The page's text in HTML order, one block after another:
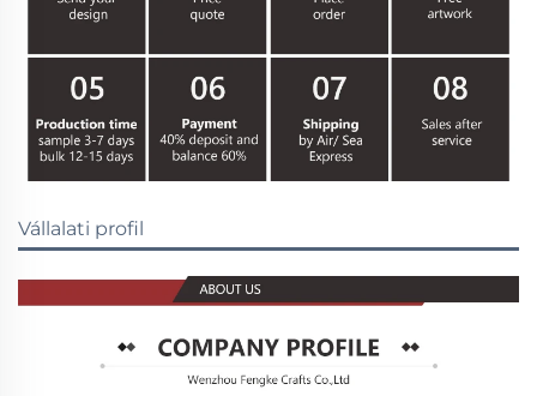
Vállalati profil